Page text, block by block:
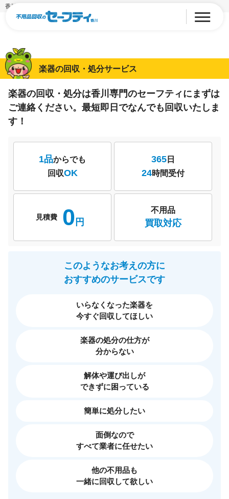
香川の楽器回収・処分
楽器の回収・処分サービス
楽器の回収・処分は香川専門のセーフティにまずは
ご連絡ください。 最短即日でなんでも回収いたしま
す！
1品からでも
回収OK
365 日
24時間受付
見積費 0 円
不用品
買取対応
このようなお考えの方に
おすすめのサービスです
いらなくなった楽器を
今すぐ回収してほしい
楽器の処分の仕方が
分からない
解体や運び出しが
できずに困っている
簡単に処分したい
面倒なので
すべて業者に任せたい
他の不用品も
一緒に回収して欲しい